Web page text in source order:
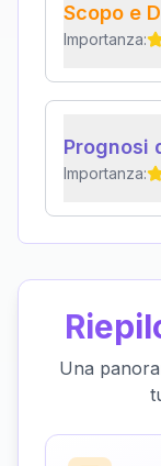
Scopo e
Importanza:
Prognosi
Importanza:
Una